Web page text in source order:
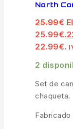
North
25.99€
25.99€.
22.99€.
2
Set de
chaqueta.